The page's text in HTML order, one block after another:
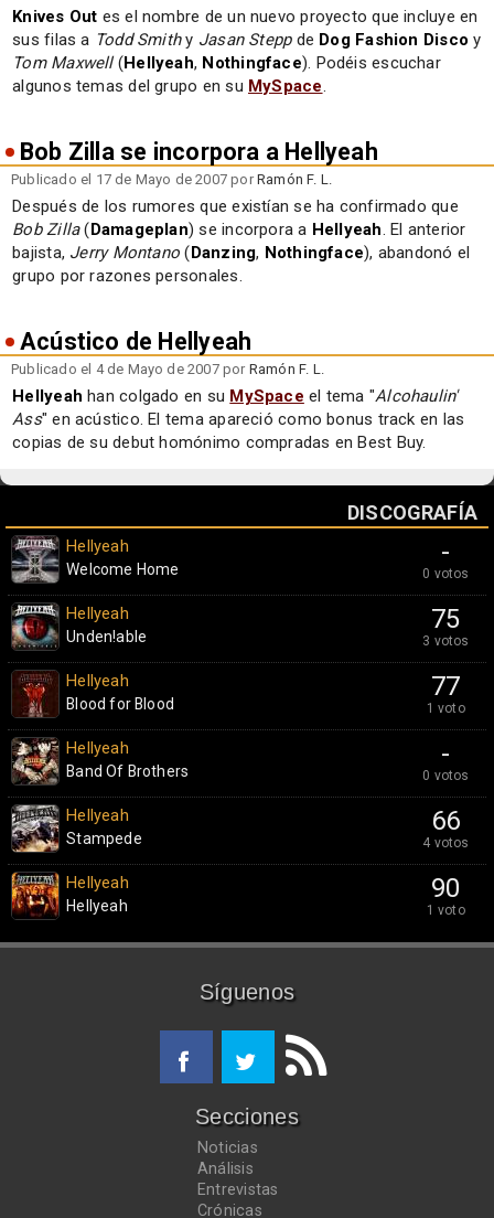
Knives Out es el nombre de un nuevo proyecto que incluye en
sus filas a Todd Smithy Jasan Steppde Dog Fashion Disco y
Tom Maxwell(Hellyeah, Nothingface). Podéis escuchar
algunos temas del grupo en su MySpace.
Bob Zilla se incorpora a Hellyeah
Publicado el 17 de Mayo de 2007 porRamón F. L.
Después de los rumores que existían se ha confirmado que
Bob Zilla(Damageplan) se incorpora a Hellyeah. El anterior
bajista, Jerry Montano (Danzing, Nothingface), abandonó el
grupo por razones personales.
Acústico de Hellyeah
Publicado el 4 de Mayo de 2007 por Ramón F. L.
Hellyeah han colgado en su MySpace el tema "Alcohaulin'
Ass" en acústico. El tema apareció como bonus track en las
copias de su debut homónimo compradas en Best Buy.
DISCOGRAFÍA
-
0 votos
Hellyeah
Welcome Home
75
3 votos
Hellyeah
Unden!able
77
1 voto
Hellyeah
Blood for Blood
-
0 votos
Hellyeah
Band Of Brothers
66
4 votos
Hellyeah
Stampede
90
1 voto
Hellyeah
Hellyeah
Síguenos
Secciones
Noticias
Análisis
Entrevistas
Crónicas